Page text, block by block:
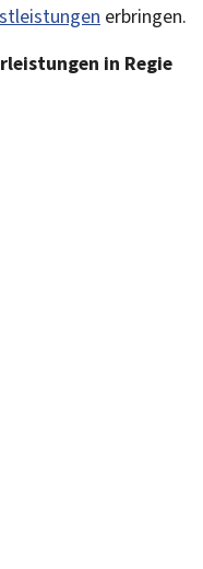
erbringen.
in Regie